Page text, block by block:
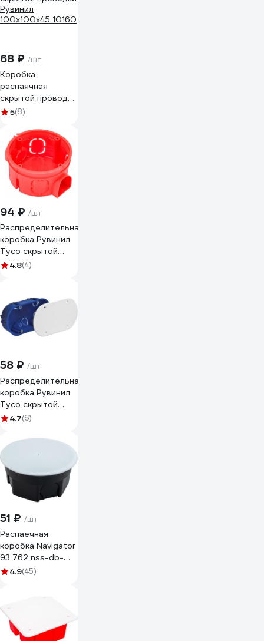
комплект 12шт KU-
S-68-45-1-KA
68 ₽ /шт
Коробка
распаячная
скрытой проводки
Рувинил
5(8)
94 ₽ /шт
Распределительная
коробка Рувинил
Тусо скрытой
проводки D 65 мм
4.8(4)
58 ₽ /шт
Распределительная
коробка Рувинил
Тусо скрытой
проводки
10141
4.7(6)
51 ₽ /шт
Распаечная
коробка Navigator
93 762 nss-db-
sw-100-50-bl
крышкой 93762
4.9(45)